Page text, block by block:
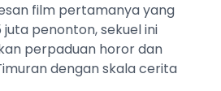
film pertamanya yang
penonton, sekuel ini
perpaduan horor dan
dengan skala cerita